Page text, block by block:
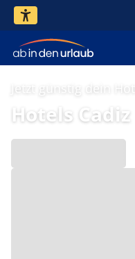
Jetzt günstig dein
Hotels Cadiz